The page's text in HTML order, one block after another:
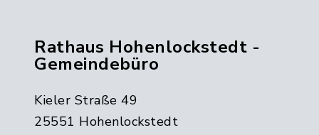
Rathaus Hohenlockstedt -
Gemeindebüro
Kieler Straße 49
25551 Hohenlockstedt